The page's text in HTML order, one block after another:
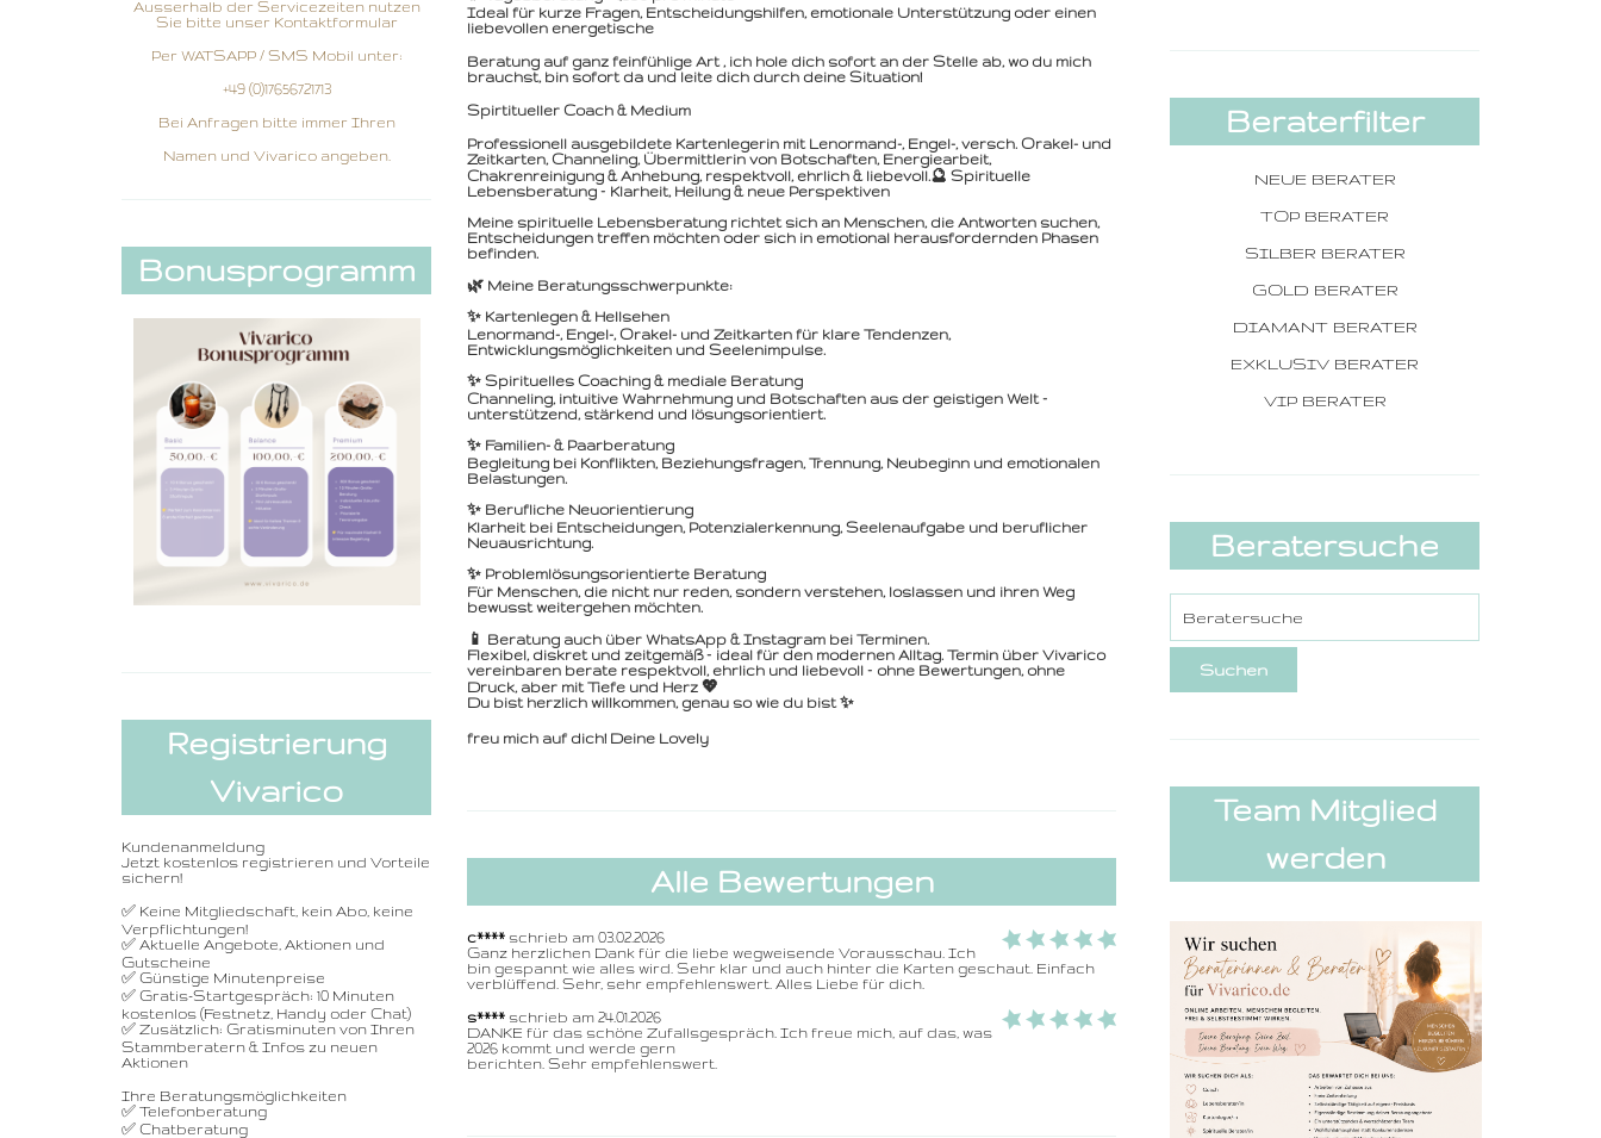
Ausserhalb der Servicezeiten nutzen
Sie bitte unser Kontaktformular
Per WATSAPP / SMS Mobil unter:
+49 (0)17656721713
Bei Anfragen bitte immer Ihren
Namen und Vivarico angeben.
Bonusprogramm
Registrierung
Vivarico
Kundenanmeldung
Jetzt kostenlos registrieren und Vorteile
sichern!
✅ Keine Mitgliedschaft, kein Abo, keine
Verpflichtungen!
✅ Aktuelle Angebote, Aktionen und
Gutscheine
✅ Günstige Minutenpreise
✅ Gratis-Startgespräch: 10 Minuten
kostenlos (Festnetz, Handy oder Chat)
✅ Zusätzlich: Gratisminuten von Ihren
Stammberatern & Infos zu neuen
Aktionen
Ihre Beratungsmöglichkeiten
✅ Telefonberatung
✅ Chatberatung
Ideal für kurze Fragen, Entscheidungshilfen, emotionale Unterstützung oder einen
liebevollen energetische
Beratung auf ganz feinfühlige Art , ich hole dich sofort an der Stelle ab, wo du mich
brauchst, bin sofort da und leite dich durch deine Situation!
Spirtitueller Coach & Medium
Professionell ausgebildete Kartenlegerin mit Lenormand-, Engel-, versch. Orakel- und
Zeitkarten, Channeling, Übermittlerin von Botschaften, Energiearbeit,
Chakrenreinigung & Anhebung, respektvoll, ehrlich & liebevoll.🔮 Spirituelle
Lebensberatung – Klarheit, Heilung & neue Perspektiven
Meine spirituelle Lebensberatung richtet sich an Menschen, die Antworten suchen,
Entscheidungen treffen möchten oder sich in emotional herausfordernden Phasen
befinden.
🌿 Meine Beratungs­schwerpunkte:
✨ Kartenlegen & Hellsehen
Lenormand-, Engel-, Orakel- und Zeitkarten für klare Tendenzen,
Entwicklungsmöglichkeiten und Seelenimpulse.
✨ Spirituelles Coaching & mediale Beratung
Channeling, intuitive Wahrnehmung und Botschaften aus der geistigen Welt –
unterstützend, stärkend und lösungsorientiert.
✨ Familien- & Paarberatung
Begleitung bei Konflikten, Beziehungsfragen, Trennung, Neubeginn und emotionalen
Belastungen.
✨ Berufliche Neuorientierung
Klarheit bei Entscheidungen, Potenzialerkennung, Seelenaufgabe und beruflicher
Neuausrichtung.
✨ Problemlösungs­orientierte Beratung
Für Menschen, die nicht nur reden, sondern verstehen, loslassen und ihren Weg
bewusst weitergehen möchten.
📱 Beratung auch über WhatsApp & Instagram bei Terminen.
Flexibel, diskret und zeitgemäß – ideal für den modernen Alltag. Termin über Vivarico
vereinbaren berate respektvoll, ehrlich und liebevoll – ohne Bewertungen, ohne
Druck, aber mit Tiefe und Herz 💖
Du bist herzlich willkommen, genau so wie du bist ✨
freu mich auf dich! Deine Lovely
Alle Bewertungen
c**** schrieb am 03.02.2026
Ganz herzlichen Dank für die liebe wegweisende Vorausschau. Ich
bin gespannt wie alles wird. Sehr klar und auch hinter die Karten geschaut. Einfach
verblüffend. Sehr, sehr empfehlenswert. Alles Liebe für dich.
s**** schrieb am 24.01.2026
DANKE für das schöne Zufallsgespräch. Ich freue mich, auf das, was
2026 kommt und werde gern
berichten. Sehr empfehlenswert.
Beraterfilter
NEUE BERATER
TOP BERATER
SILBER BERATER
GOLD BERATER
DIAMANT BERATER
EXKLUSIV BERATER
VIP BERATER
Beratersuche
Team Mitglied
werden